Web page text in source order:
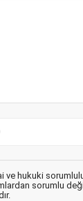
ve hukuki
sorumlu